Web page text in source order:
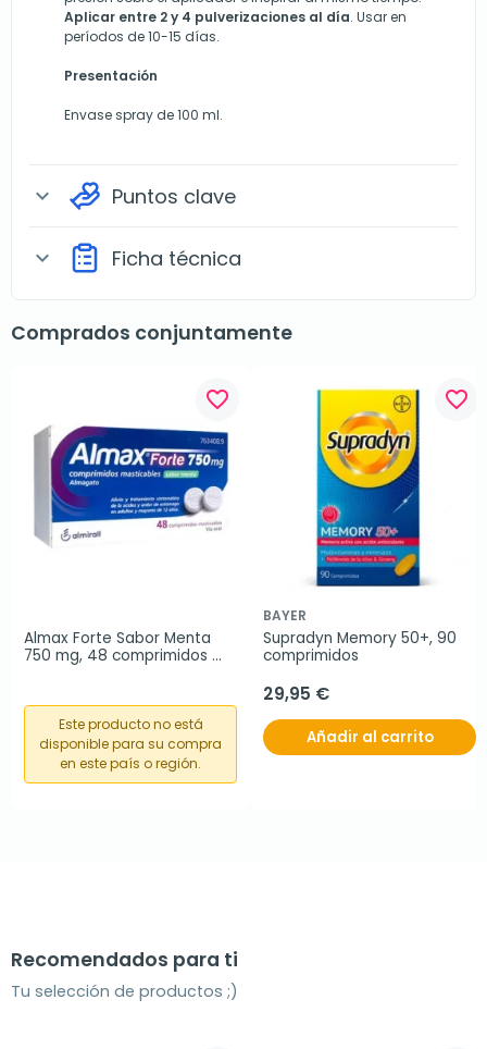
Aplicar entre 2 y 4 pulverizaciones al día. Usar en
períodos de 10-15 días.
Presentación
Envase spray de 100 ml.
expand_more Puntos clave
expand_more Ficha técnica
Comprados conjuntamente
favorite_border
Almax Forte Sabor Menta
750 mg, 48 comprimidos
Este producto no está
disponible para su compra
en este país o región.
favorite_border
BAYER
Supradyn Memory 50+, 90
comprimidos
29,95 €
Añadir al carrito
Recomendados para ti
Tu selección de productos ;)